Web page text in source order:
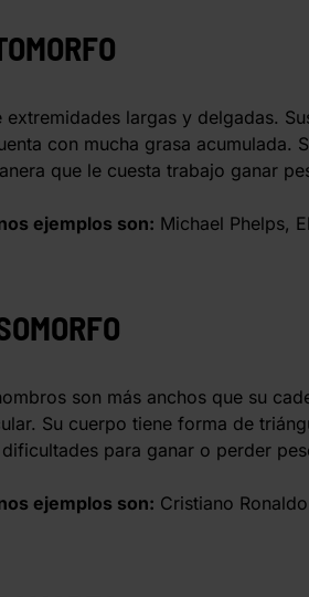
extremidades largas y delgadas.
con mucha grasa acumulada.
que le cuesta trabajo ganar
ejemplos son: Michael Phelps,
son más anchos que su
Su cuerpo tiene forma de
para ganar o perder
ejemplos son: Cristiano